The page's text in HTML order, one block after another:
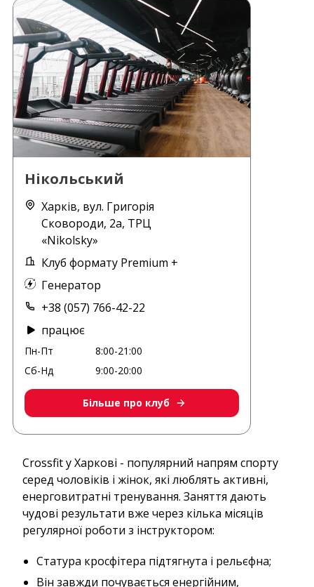
Нікольський
Харків, вул. Григорія
Сковороди, 2а, ТРЦ
«Nikolsky»
Клуб формату Premium +
Генератор
+38 (057) 766-42-22
працює
Пн-Пт
8:00-21:00
Сб-Нд
9:00-20:00
Більше про клуб
Crossfit у Харкові - популярний напрям спорту
серед чоловіків і жінок, які люблять активні,
енерговитратні тренування. Заняття дають
чудові результати вже через кілька місяців
регулярної роботи з інструктором:
Статура кросфітера підтягнута і рельєфна;
Він завжди почувається енергійним,